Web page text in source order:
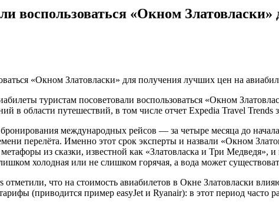
воспользоваться «Окном
«Окном Златовласки» для получения лучших цен на
туристам посоветовали воспользоваться «Окном
в области путешествий, в том числе отчет Expedia Travel
международных рейсов — за четыре месяца до
перелёта. Именно этот срок эксперты и назвали «Окном
из сказки, известной как «Златовласка и Три Медведя»,
холодная или не слишком горячая, а вода может
отметили, что на стоимость авиабилетов в Окне Златовласки
(приводится пример easyJet и Ryanair): в этот период часто